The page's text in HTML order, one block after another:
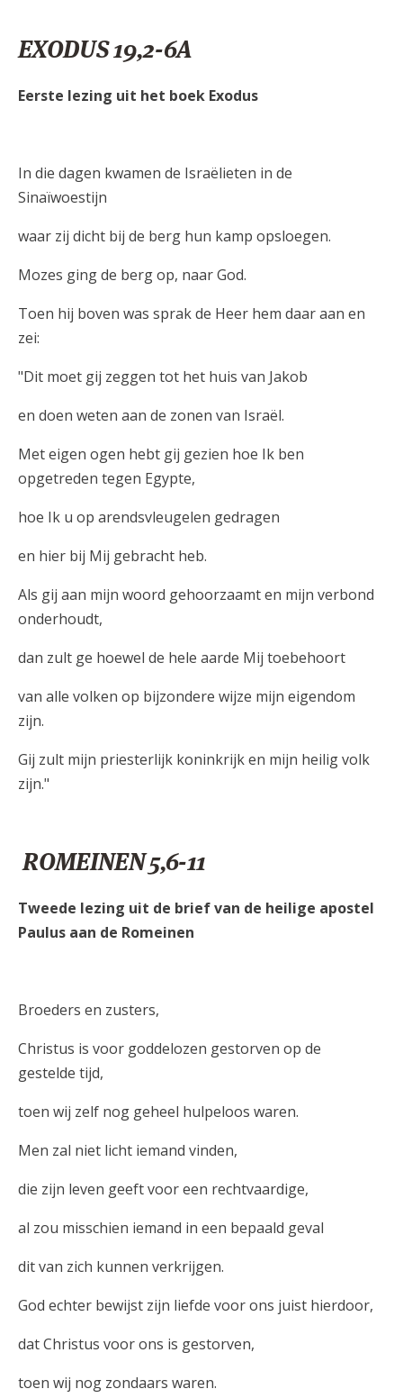
EXODUS 19,2-6A
Eerste lezing uit het boek Exodus
In die dagen kwamen de Israëlieten in de
Sinaïwoestijn
waar zij dicht bij de berg hun kamp opsloegen.
Mozes ging de berg op, naar God.
Toen hij boven was sprak de Heer hem daar aan en
zei:
"Dit moet gij zeggen tot het huis van Jakob
en doen weten aan de zonen van Israël.
Met eigen ogen hebt gij gezien hoe Ik ben
opgetreden tegen Egypte,
hoe Ik u op arendsvleugelen gedragen
en hier bij Mij gebracht heb.
Als gij aan mijn woord gehoorzaamt en mijn verbond
onderhoudt,
dan zult ge hoewel de hele aarde Mij toebehoort
van alle volken op bijzondere wijze mijn eigendom
zijn.
Gij zult mijn priesterlijk koninkrijk en mijn heilig volk
zijn."
ROMEINEN 5,6-11
Tweede lezing uit de brief van de heilige apostel
Paulus aan de Romeinen
Broeders en zusters,
Christus is voor goddelozen gestorven op de
gestelde tijd,
toen wij zelf nog geheel hulpeloos waren.
Men zal niet licht iemand vinden,
die zijn leven geeft voor een rechtvaardige,
al zou misschien iemand in een bepaald geval
dit van zich kunnen verkrijgen.
God echter bewijst zijn liefde voor ons juist hierdoor,
dat Christus voor ons is gestorven,
toen wij nog zondaars waren.